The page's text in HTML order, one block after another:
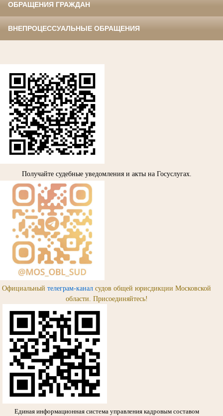
ОБРАЩЕНИЯ ГРАЖДАН
ВНЕПРОЦЕССУАЛЬНЫЕ ОБРАЩЕНИЯ
Получайте судебные уведомления и акты на Госуслугах.
Официальный телеграм-канал судов общей юрисдикции Московской
области. Присоединяйтесь!
Единая информационная система управления кадровым составом